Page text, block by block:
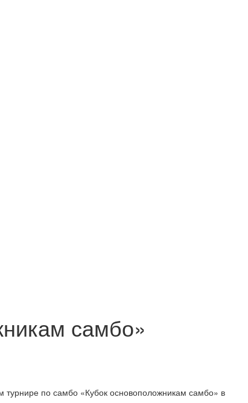
самбо»
по самбо «Кубок основоположникам самбо» в